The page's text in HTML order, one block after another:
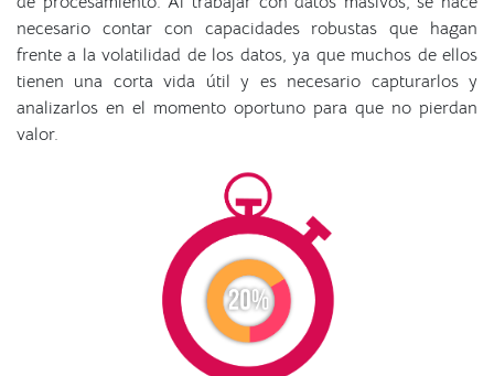
necesario contar con capacidades robustas que hagan
frente a la volatilidad de los datos, ya que muchos de ellos
tienen una corta vida útil y es necesario capturarlos y
analizarlos en el momento oportuno para que no pierdan
valor.